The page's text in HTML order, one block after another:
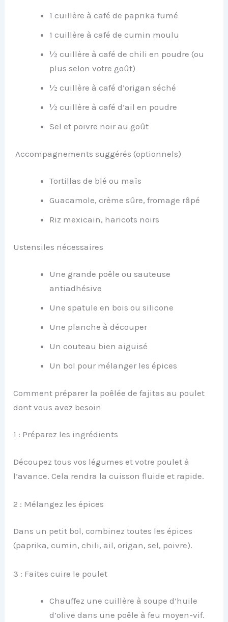
1 cuillère à café de paprika fumé
1 cuillère à café de cumin moulu
½ cuillère à café de chili en poudre (ou
plus selon votre goût)
½ cuillère à café d’origan séché
½ cuillère à café d’ail en poudre
Sel et poivre noir au goût
Accompagnements suggérés (optionnels)
Tortillas de blé ou maïs
Guacamole, crème sûre, fromage râpé
Riz mexicain, haricots noirs
Ustensiles nécessaires
Une grande poêle ou sauteuse
antiadhésive
Une spatule en bois ou silicone
Une planche à découper
Un couteau bien aiguisé
Un bol pour mélanger les épices
Comment préparer la poêlée de fajitas au poulet
dont vous avez besoin
1 : Préparez les ingrédients
Découpez tous vos légumes et votre poulet à
l’avance. Cela rendra la cuisson fluide et rapide.
2 : Mélangez les épices
Dans un petit bol, combinez toutes les épices
(paprika, cumin, chili, ail, origan, sel, poivre).
3 : Faites cuire le poulet
Chauffez une cuillère à soupe d’huile
d’olive dans une poêle à feu moyen-vif.